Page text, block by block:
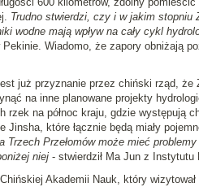
Trudno stwierdzi, czy i w jakim stopniu
wodne mają wpływ na cały cykl
Wiadomo, że zapory obniżają
już przyznanie przez chiński rząd, że
na inne planowane projekty
rzek na północ kraju, gdzie występują
Jinsha, które łącznie będą miały
Trzech Przełomów może mieć
niej- stwierdził Ma Jun z Instytutu
Akademii Nauk, który